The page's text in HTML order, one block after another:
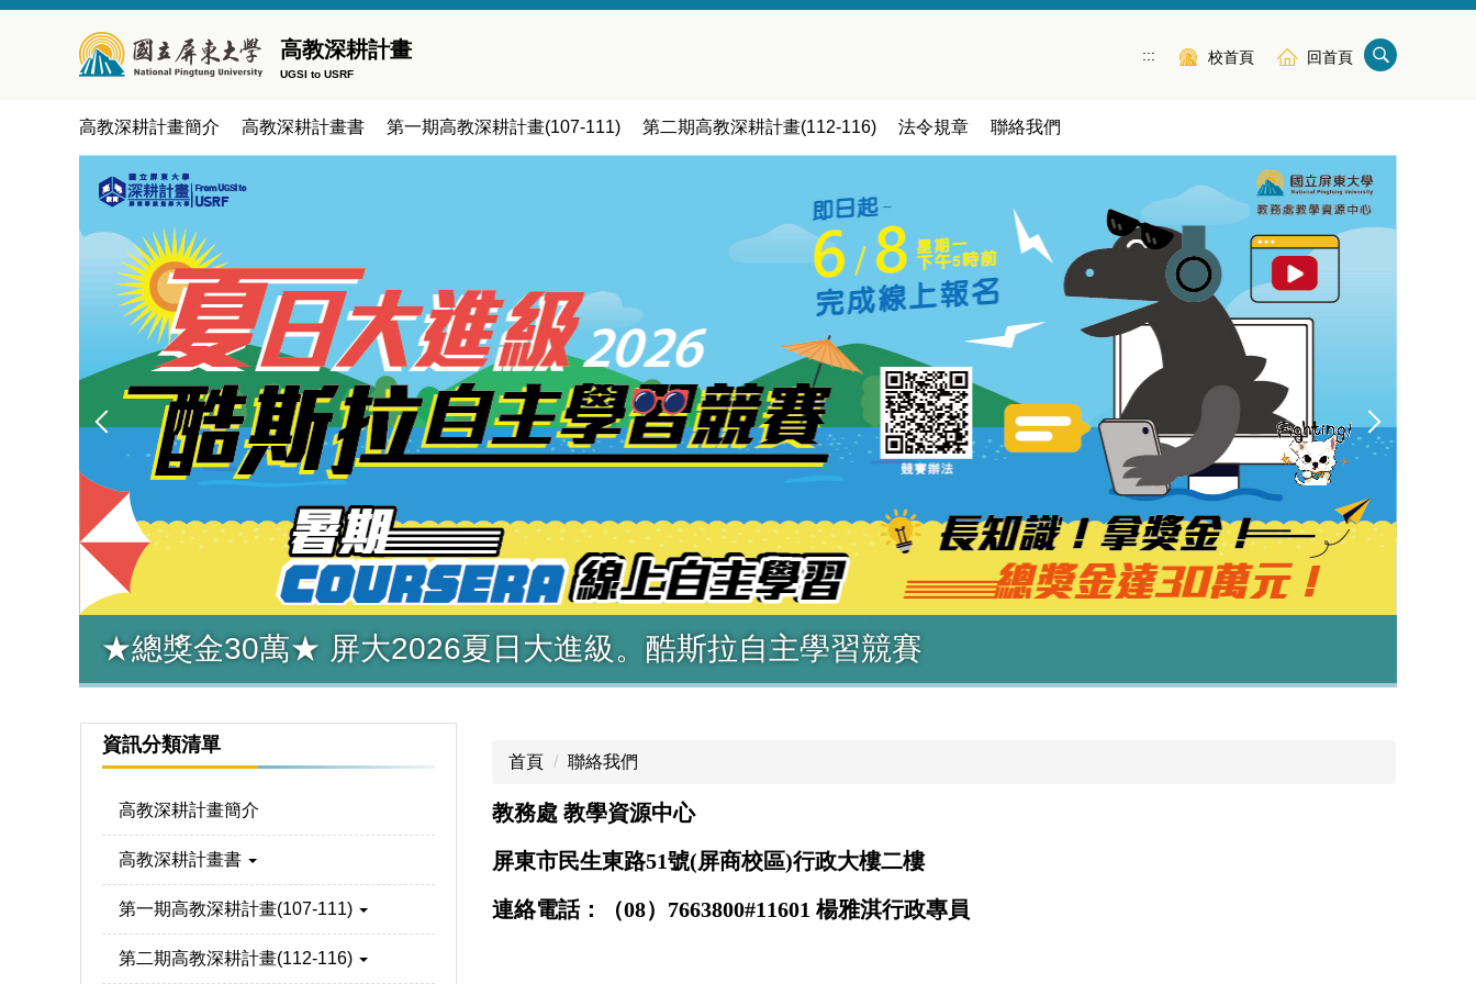
高教深耕計畫
UGSI to USRF
::: 校首頁 回首頁
高教深耕計畫簡介 高教深耕計畫書 第一期高教深耕計畫(107-111) 第二期高教深耕計畫(112-116) 法令規章 聯絡我們
★總獎金30萬★ 屏大2026夏日大進級。酷斯拉自主學習競賽
資訊分類清單
高教深耕計畫簡介
高教深耕計畫書
第一期高教深耕計畫(107-111)
第二期高教深耕計畫(112-116)
首頁 聯絡我們
教務處 教學資源中心
屏東市民生東路51號(屏商校區)行政大樓二樓
連絡電話：（08）7663800#11601 楊雅淇行政專員